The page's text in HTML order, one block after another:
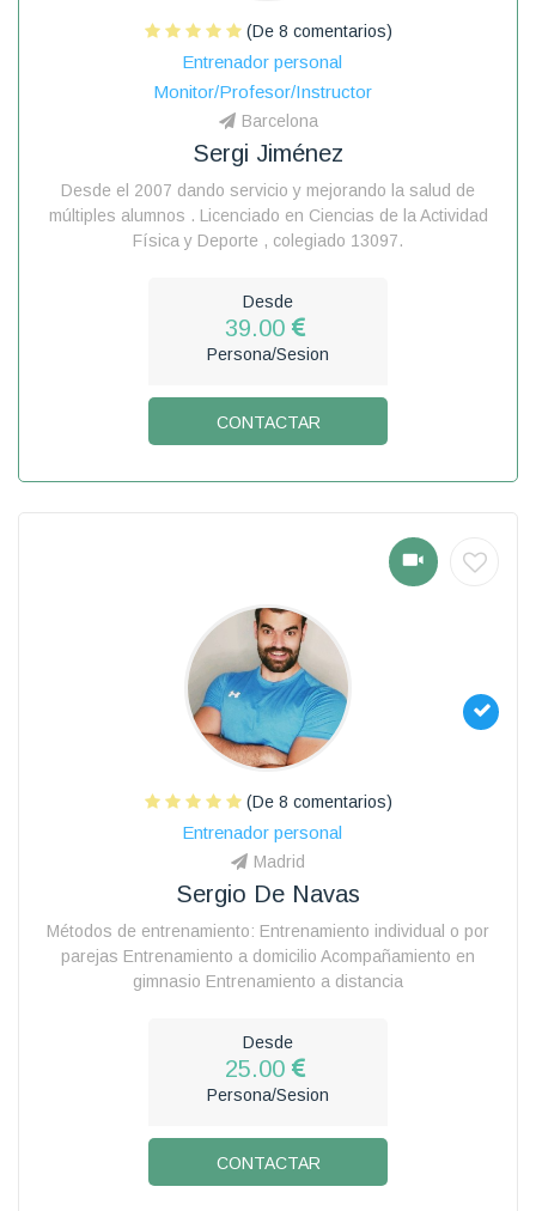
(De 8 comentarios)
Entrenador personal
Monitor/Profesor/Instructor
Barcelona
Sergi Jiménez
Desde el 2007 dando servicio y mejorando la salud de
múltiples alumnos . Licenciado en Ciencias de la Actividad
Física y Deporte , colegiado 13097.
Desde
39.00
Persona/Sesion
CONTACTAR
(De 8 comentarios)
Entrenador personal
Madrid
Sergio De Navas
Métodos de entrenamiento: Entrenamiento individual o por
parejas Entrenamiento a domicilio Acompañamiento en
gimnasio Entrenamiento a distancia
Desde
25.00
Persona/Sesion
CONTACTAR